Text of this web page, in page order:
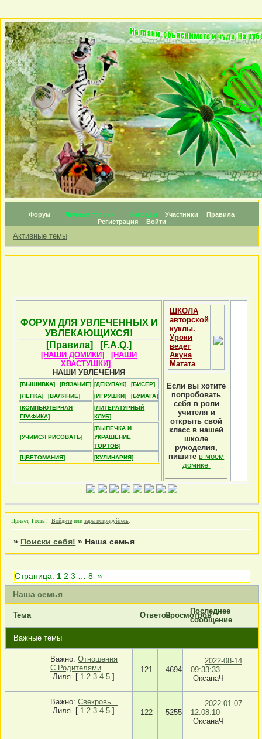
Форум Личные топики Награды Участники
Правила
Регистрация
Войти
Активные темы
ФОРУМ ДЛЯ УВЛЕЧЕННЫХ И
УВЛЕКАЮЩИХСЯ!
[Правила]
[F.A.Q.]
[НАШИ ДОМИКИ]
[НАШИ
ХВАСТУШКИ]
НАШИ УВЛЕЧЕНИЯ
[ВЫШИВКА] [ВЯЗАНИЕ] [ДЕКУПАЖ]
[БИСЕР]
[ЛЕПКА]
[ВАЛЯНИЕ] [ИГРУШКИ]
[БУМАГА]
[КОМПЬЮТЕРНАЯ
ГРАФИКА]
[ЛИТЕРАТУРНЫЙ
КЛУБ]
[УЧИМСЯ РИСОВАТЬ]
[ВЫПЕЧКА И
УКРАШЕНИЕ
ТОРТОВ]
[ЦВЕТОМАНИЯ]
[КУЛИНАРИЯ]
ШКОЛА
авторской
куклы.
Уроки
ведет
Акуна
Матата
Если вы хотите
попробовать
себя в роли
учителя и
открыть свой
класс в нашей
школе
рукоделия,
пишите в моем
домике
Привет, Гость! Войдите или зарегистрируйтесь
» Поиски себя! » Наша семья
Наша семья
Страница: 1 2 3 8 »
Тема ОтветовПросмотровПоследнее
сообщение
Важные темы
Важно: Отношения
С Родителями
Лиля
[ 1 2 3 4 5 ]
121 4694
2022-08-14
09:33:33
ОксанаЧ
Важно: Свекровь...
Лиля
[ 1 2 3 4 5 ] 122 5255
2022-01-07
12:08:10
ОксанаЧ